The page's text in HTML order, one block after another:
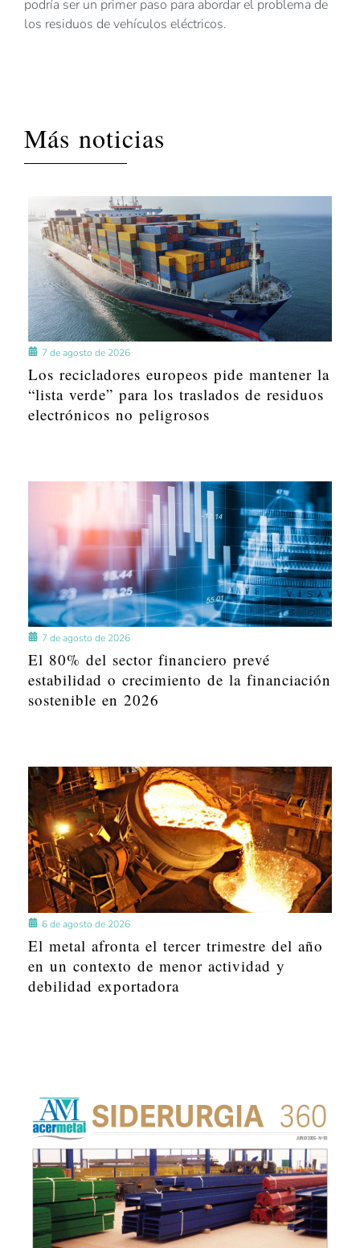
podría ser un primer paso para abordar el problema de
los residuos de vehículos eléctricos.
Más noticias
7 de agosto de 2026
Los recicladores europeos pide mantener la
“lista verde” para los traslados de residuos
electrónicos no peligrosos
7 de agosto de 2026
El 80% del sector financiero prevé
estabilidad o crecimiento de la financiación
sostenible en 2026
6 de agosto de 2026
El metal afronta el tercer trimestre del año
en un contexto de menor actividad y
debilidad exportadora